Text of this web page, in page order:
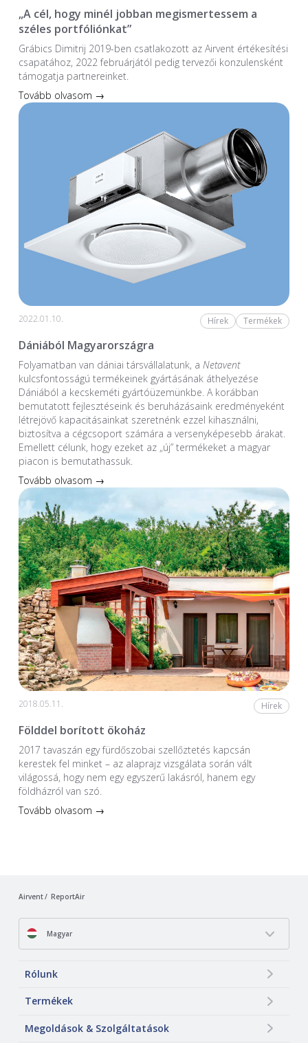
„A cél, hogy minél jobban megismertessem a
széles portfóliónkat”
Grábics Dimitrij 2019-ben csatlakozott az Airvent értékesítési
csapatához, 2022 februárjától pedig tervezői konzulensként
támogatja partnereinket.
Tovább olvasom →
2022.01.10. Hírek Termékek
Dániából Magyarországra
Folyamatban van dániai társvállalatunk, a Netavent
kulcsfontosságú termékeinek gyártásának áthelyezése
Dániából a kecskeméti gyártóüzemünkbe. A korábban
bemutatott fejlesztéseink és beruházásaink eredményeként
létrejövő kapacitásainkat szeretnénk ezzel kihasználni,
biztosítva a cégcsoport számára a versenyképesebb árakat.
Emellett célunk, hogy ezeket az „új” termékeket a magyar
piacon is bemutathassuk.
Tovább olvasom →
2018.05.11. Hírek
Földdel borított ökoház
2017 tavaszán egy fürdőszobai szellőztetés kapcsán
kerestek fel minket – az alaprajz vizsgálata során vált
világossá, hogy nem egy egyszerű lakásról, hanem egy
földházról van szó.
Tovább olvasom →
Airvent ReportAir
Magyar
Rólunk
Termékek
Megoldások & Szolgáltatások